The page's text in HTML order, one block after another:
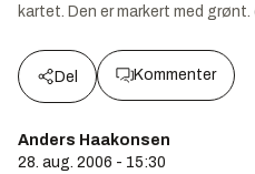
kartet. Den er markert med
Del Kommenter
Anders Haakonsen
28. aug. 2006 - 15:30